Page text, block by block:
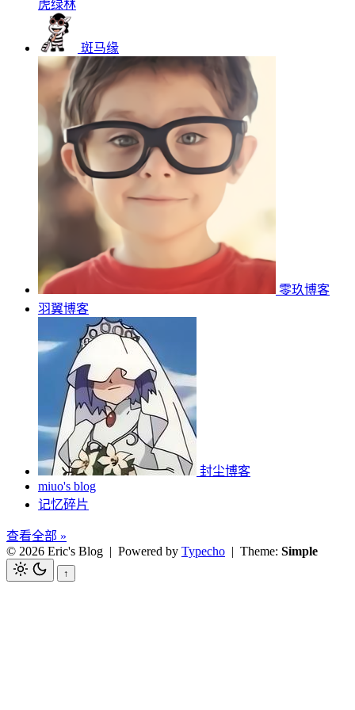
虎绿林
斑马缘
零玖博客
羽翼博客
封尘博客
miuo's blog
记忆碎片
查看全部 »
© 2026 Eric's Blog | Powered by Typecho | Theme: Simple
↑